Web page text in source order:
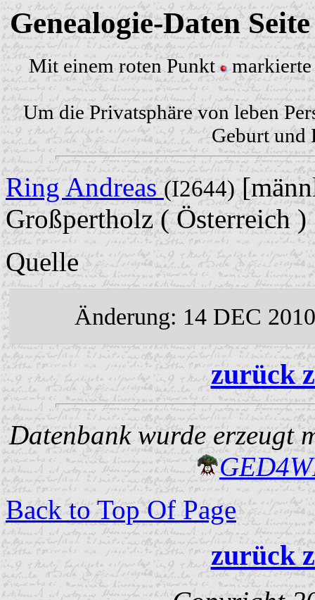
Genealogie-Daten
Mit einem roten Punkt markierte
Um die Privatsphäre von leben
Geburt und
Ring Andreas(I2644)
Großpertholz ( Österreich )
Quelle
Änderung: 14 DEC 2010
zurück
Datenbank wurde erzeugt
Back to Top Of Page
zurück